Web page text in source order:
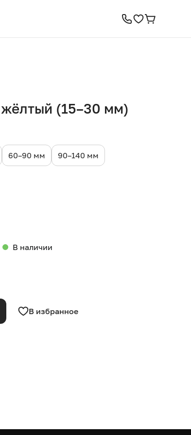
(15–30 мм)
60–90 мм 90–140 мм
В наличии
В избранное